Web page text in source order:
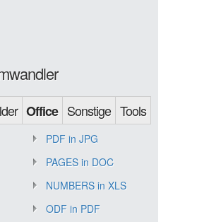
Office Sonstige Tools
PDF in JPG
PAGES in DOC
NUMBERS in XLS
ODF in PDF